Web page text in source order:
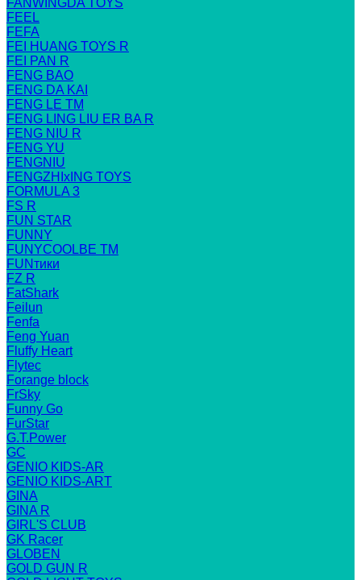
FANWINGDA TOYS
FEEL
FEFA
FEI HUANG TOYS R
FEI PAN R
FENG BAO
FENG DA KAI
FENG LE TM
FENG LING LIU ER BA R
FENG NIU R
FENG YU
FENGNIU
FENGZHIxING TOYS
FORMULA 3
FS R
FUN STAR
FUNNY
FUNYCOOLBE TM
FUNтики
FZ R
FatShark
Feilun
Fenfa
Feng Yuan
Fluffy Heart
Flytec
Forange block
FrSky
Funny Go
FurStar
G.T.Power
GC
GENIO KIDS-AR
GENIO KIDS-ART
GINA
GINA R
GIRL'S CLUB
GK Racer
GLOBEN
GOLD GUN R